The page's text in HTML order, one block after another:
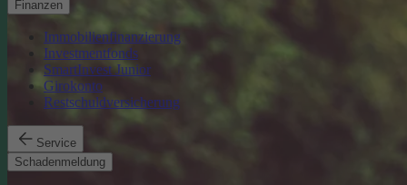
Finanzen
Immobilienfinanzierung
Investmentfonds
SmartInvest Junior
Girokonto
Restschuldversicherung
Service
Schadenmeldung